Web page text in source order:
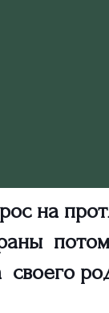
на
своего